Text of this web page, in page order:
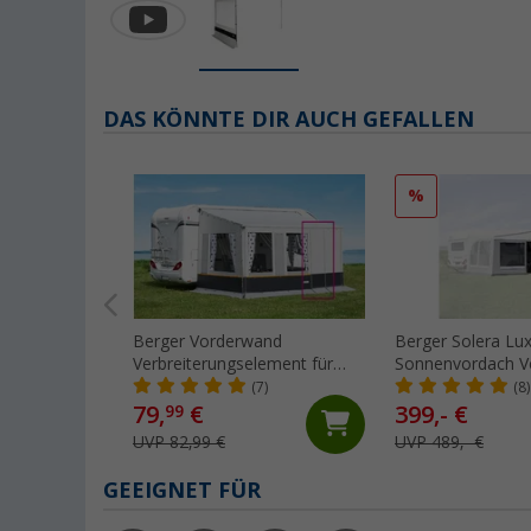
DAS KÖNNTE DIR AUCH GEFALLEN
Berger Vorderwand
Verbreiterungselement für
Thule Omnistor Markisen, 50
cm
(7)
79,99 €
UVP 82,99 €
%
Berger Solera
Sonnenvordach
(Größe 13),
940 cm
(8)
399,- €
UVP 489,- €
GEEIGNET FÜR